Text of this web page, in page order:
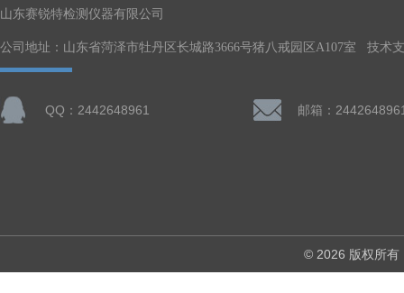
山东赛锐特检测仪器有限公司
公司地址：山东省菏泽市牡丹区长城路3666号猪八戒园区A107室 技术
QQ：2442648961 邮箱：
© 2026 版权所